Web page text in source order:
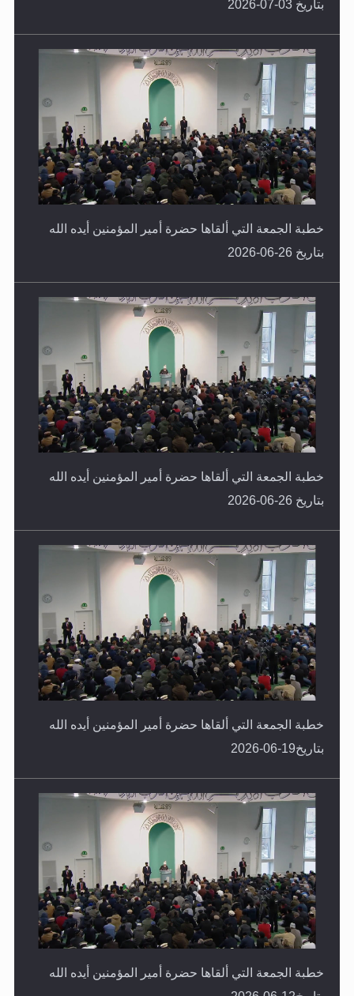
خطبة الجمعة التي ألقاها حضرة أمير المؤمنين أيده الله
خطبة الجمعة التي ألقاها حضرة أمير المؤمنين أيده الله
خطبة الجمعة التي ألقاها حضرة أمير المؤمنين أيده الله
خطبة الجمعة التي ألقاها حضرة أمير المؤمنين أيده الله